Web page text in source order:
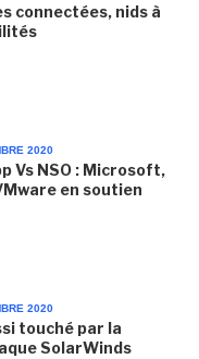
connectées, nids à
2020
Vs NSO : Microsoft,
en soutien
2020
touché par la
SolarWinds